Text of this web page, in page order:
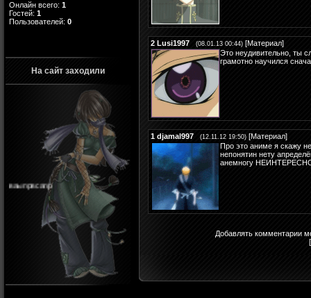
Онлайн всего: 1
Гостей: 1
Пользователей: 0
На сайт заходили
ваыпрвсапр
2 Lusi1997 (08.01.13 00:44) [Материал]
Это неудивительно, ты
грамотно научился
1 djamal997 (12.11.12 19:50) [Материал]
Про это аниме я скажу
непонятин нету
анемногу НЕИНТЕРЕСНО
Добавлять комментарии